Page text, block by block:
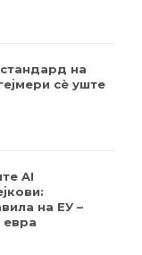
стандард на
​​сè уште
AI
на ЕУ –
евра